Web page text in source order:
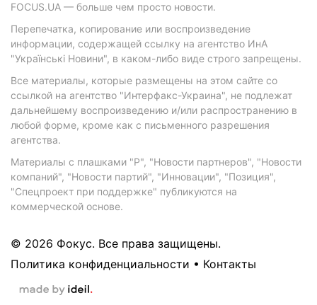
FOCUS.UA — больше чем просто новости.
Перепечатка, копирование или воспроизведение
информации, содержащей ссылку на агентство ИнА
"Українські Новини", в каком-либо виде строго запрещены.
Все материалы, которые размещены на этом сайте со
ссылкой на агентство "Интерфакс-Украина", не подлежат
дальнейшему воспроизведению и/или распространению в
любой форме, кроме как с письменного разрешения
агентства.
Материалы с плашками "Р", "Новости партнеров", "Новости
компаний", "Новости партий", "Инновации", "Позиция",
"Спецпроект при поддержке" публикуются на
коммерческой основе.
© 2026 Фокус. Все права защищены.
Политика конфиденциальности • Контакты